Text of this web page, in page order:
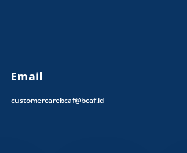
Email
customercarebcaf@bcaf.id